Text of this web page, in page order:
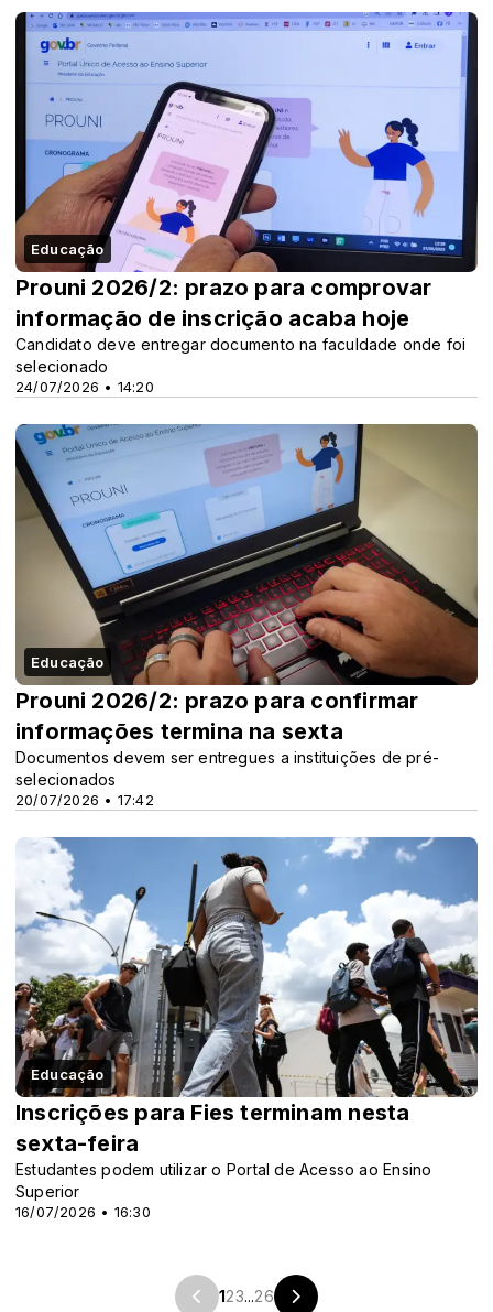
Educação
24/07/2026 • 14:20
Prouni 2026/2: prazo para comprovar
informação de inscrição acaba hoje
Candidato deve entregar documento na faculdade onde foi
selecionado
Educação
20/07/2026 • 17:42
Prouni 2026/2: prazo para confirmar
informações termina na sexta
Documentos devem ser entregues a instituições de pré-
selecionados
Educação
16/07/2026 • 16:30
Inscrições para Fies terminam nesta
sexta-feira
Estudantes podem utilizar o Portal de Acesso ao Ensino
Superior
123...26